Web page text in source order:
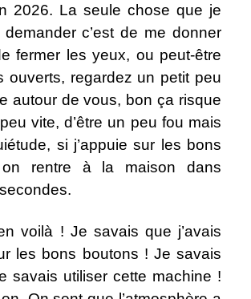
2026. La seule chose que je
c’est de me donner
fermer les yeux, ou peut-être
ouverts, regardez un petit peu
autour de vous, bon ça risque
vite, d’être un peu fou mais
si j’appuie sur les bons
on rentre à la maison dans
voilà ! Je savais que j’avais
les bons boutons ! Je savais
savais utiliser cette machine !